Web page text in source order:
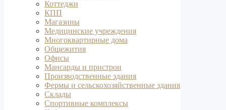
Коттеджи
КПП
Магазины
Медицинские учреждения
Многоквартирные дома
Общежития
Офисы
Мансарды и пристрои
Производственные здания
Фермы и сельскохозяйственные здания
Склады
Спортивные комплексы